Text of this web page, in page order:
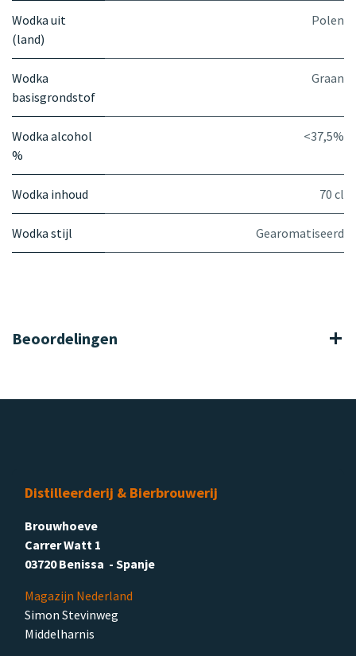
Wodka uit
(land)
Polen
Wodka
basisgrondstof
Graan
Wodka alcohol
%
<37,5%
Wodka inhoud 70 cl
Wodka stijl Gearomatiseerd
Beoordelingen
Distilleerderij & Bierbrouwerij
Brouwhoeve
Carrer Watt 1
03720 Benissa - Spanje
Magazijn Nederland
Simon Stevinweg
Middelharnis